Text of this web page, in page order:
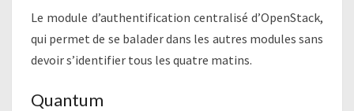
Le module d’authentification centralisé d’OpenStack,
qui permet de se balader dans les autres modules sans
devoir s’identifier tous les quatre matins.
Quantum